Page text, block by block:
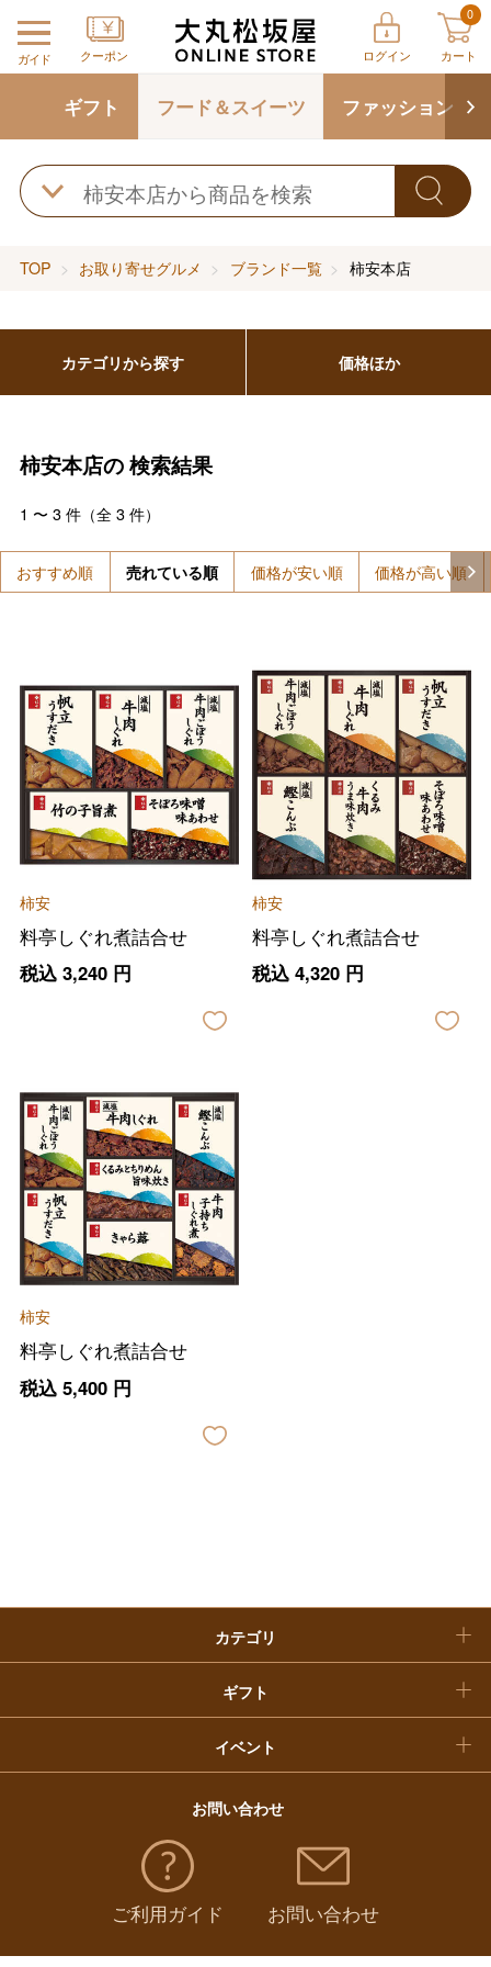
ガイド クーポン ログイン
0
カート
ギフト フード＆スイーツ ファッション
TOP お取り寄せグルメ ブランド一覧 柿安本店
柿安本店の検索結果
1 〜 3件（全 3件）
おすすめ順 売れている順 価格が安い順 価格が高い順
柿安
料亭しぐれ煮詰合せ
税込 3,240円
柿安
料亭しぐれ煮詰合せ
税込 4,320円
柿安
料亭しぐれ煮詰合せ
税込 5,400円
カテゴリから探す 価格ほか
カテゴリ
フード＆スイーツ
ビューティー
ホーム＆インテリア
ギフト
大丸・松坂屋のギフト
イベント
バレンタインチョコレート
ホワイトデー
母の日
敬老の日
福袋
お問い合わせ
ご利用ガイド お問い合わせ